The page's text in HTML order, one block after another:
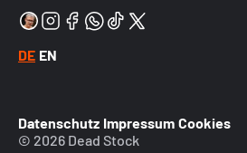
DE EN
Datenschutz Impressum Cookies
© 2026 Dead Stock